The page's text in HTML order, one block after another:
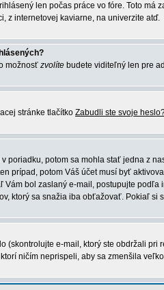
len počas práce vo fóre. Toto má
z internetovej kaviarne, na univerzite atď.
možnosť zvolíte budete viditeľný len pre
stránke tlačítko Zabudli ste svoje
poriadku, potom sa mohla stať jedna z
prípad, potom Váš účet musí byť
bol zaslaný e-mail, postupujte
ktorý sa snažia iba obťažovať. Pokiaľ si
e-mail, ktorý ste obdržali
ničím neprispeli, aby sa zmenšila